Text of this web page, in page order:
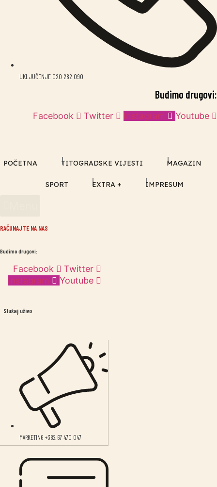
UKLJUČENJE 020 282 090
Budimo drugovi:
Facebook Twitter Instagram Youtube
POČETNA TITOGRADSKE VIJESTI MAGAZIN
SPORT EXTRA + IMPRESUM
RAČUNAJTE NA NAS
Budimo drugovi:
Facebook
Twitter
Instagram
Youtube
Slušaj uživo
MARKETING +382 67 470 047